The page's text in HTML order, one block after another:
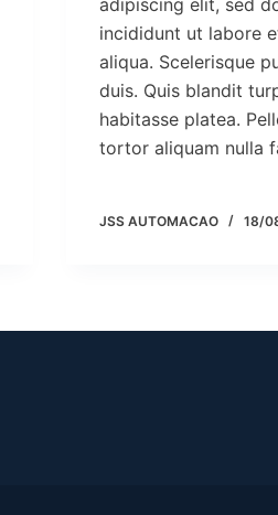
adipiscing elit, sed
incididunt ut labore
aliqua. Scelerisque
duis. Quis blandit
habitasse platea.
tortor aliquam nulla
JSS AUTOMACAO 18/